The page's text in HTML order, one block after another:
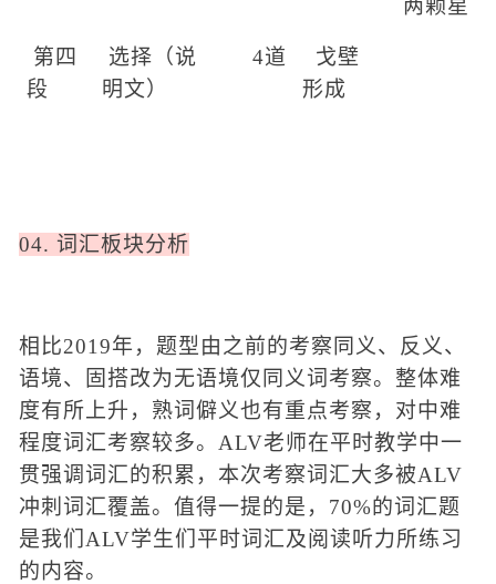
第四
段
选择（说
明文）
4道
戈壁
形成
两颗星
04. 词汇板块分析
相比2019年，题型由之前的考察同义、反义、
语境、固搭改为无语境仅同义词考察。整体难
度有所上升，熟词僻义也有重点考察，对中难
程度词汇考察较多。 ALV老师在平时教学中一
贯强调词汇的积累， 本次考察词汇大多被ALV
冲刺词汇覆盖。值得一提的是， 70%的词汇题
是我们ALV学生们平时词汇及阅读听力所练习
的内容。